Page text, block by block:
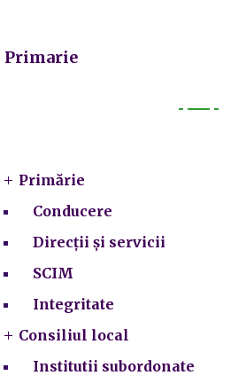
Primarie
Primărie
Conducere
Direcții și servicii
SCIM
Integritate
Consiliul local
Institutii subordonate